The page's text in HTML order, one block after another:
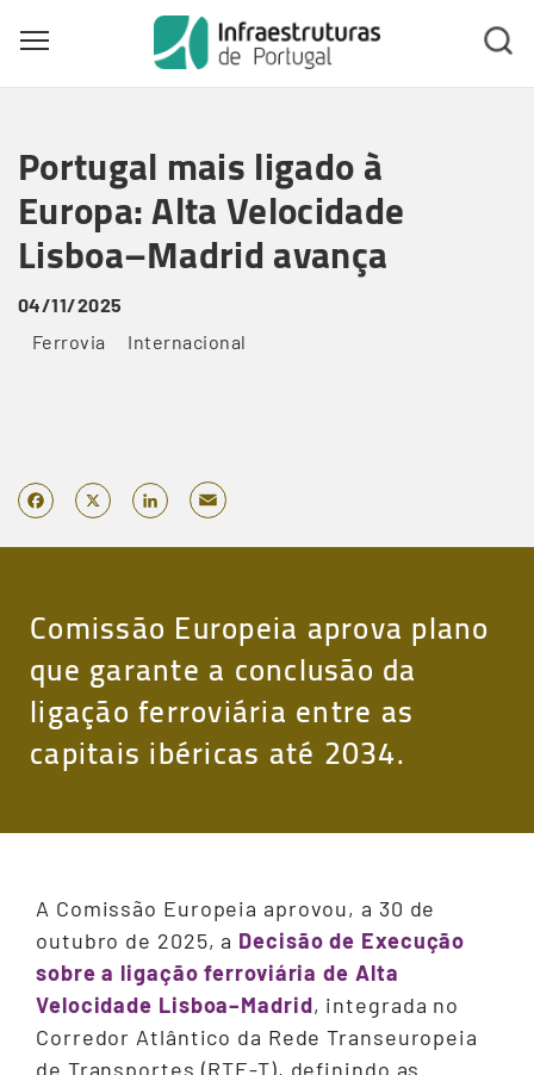
main
content
Toggle main menu visibility
Portugal mais ligado à
Europa: Alta Velocidade
Lisboa–Madrid avança
04/11/2025
Ferrovia
Internacional
Facebook
X LinkedIn
Comissão Europeia aprova plano
que garante a conclusão da
ligação ferroviária entre as
capitais ibéricas até 2034.
A Comissão Europeia aprovou, a 30 de
outubro de 2025, a Decisão de Execução
sobre a ligação ferroviária de Alta
Velocidade Lisboa–Madrid, integrada no
Corredor Atlântico da Rede Transeuropeia
de Transportes (RTE-T), definindo as